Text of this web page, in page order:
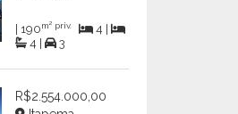
| 190m² priv.
4 |
4 |
3
R$2.554.000,00